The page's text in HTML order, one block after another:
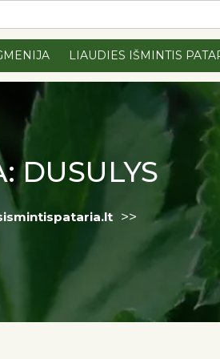
LIAUDIES IŠMINTIS
DUSULYS
>>